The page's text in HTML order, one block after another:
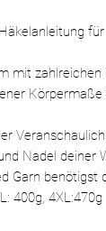
mit
Körpermaße
Nadel deiner
Garn benötigst
400g, 4XL:470g